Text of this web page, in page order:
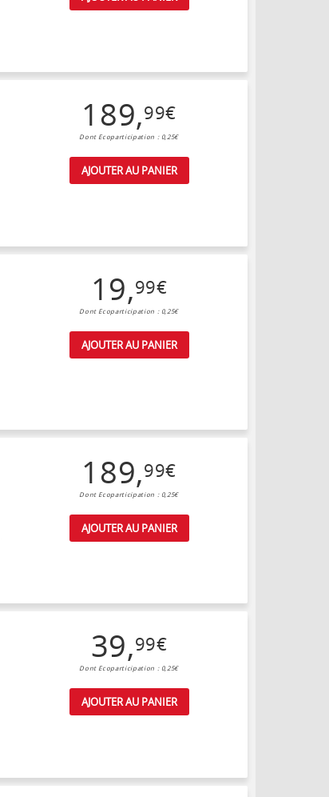
189,99€
Dont Ecoparticipation : 0,25€
AJOUTER AU PANIER
19,99€
Dont Ecoparticipation : 0,25€
AJOUTER AU PANIER
189,99€
Dont Ecoparticipation : 0,25€
AJOUTER AU PANIER
39,99€
Dont Ecoparticipation : 0,25€
AJOUTER AU PANIER